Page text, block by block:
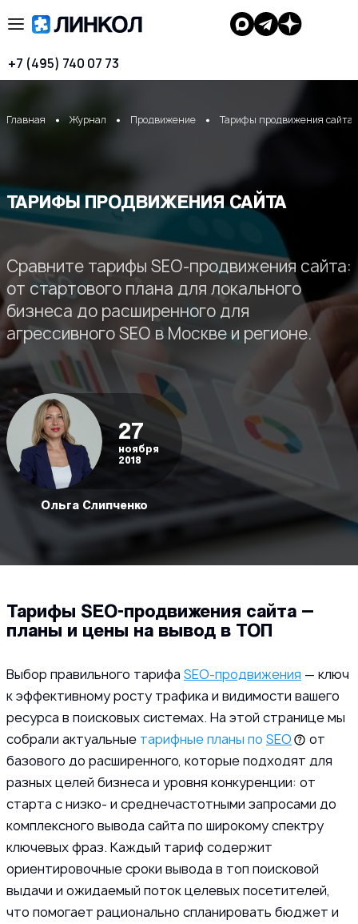
+7 (495) 740 07 73
Главная Журнал Продвижение Тарифы продвижения сайта
ТАРИФЫ ПРОДВИЖЕНИЯ САЙТА
Сравните тарифы SEO-продвижения сайта:
от стартового плана для локального
бизнеса до расширенного для
агрессивного SEO в Москве и регионе.
27
ноября
2018
Ольга Слипченко
Тарифы SEO-продвижения сайта —
планы и цены на вывод в ТОП
Выбор правильного тарифа SEO-продвижения — ключ
к эффективному росту трафика и видимости вашего
ресурса в поисковых системах. На этой странице мы
собрали актуальные тарифные планы по SEO
от
базового до расширенного, которые подходят для
разных целей бизнеса и уровня конкуренции: от
старта с низко- и среднечастотными запросами до
комплексного вывода сайта по широкому спектру
ключевых фраз. Каждый тариф содержит
ориентировочные сроки вывода в топ поисковой
выдачи и ожидаемый поток целевых посетителей,
что помогает рационально спланировать бюджет и